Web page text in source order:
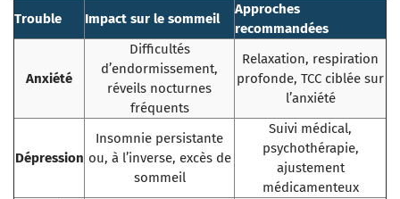
Trouble Impact sur le sommeil
Approches
recommandées
Anxiété
Difficultés
d’endormissement,
réveils nocturnes
fréquents
Relaxation, respiration
profonde, TCC ciblée sur
l’anxiété
Dépression
Insomnie persistante
ou, à l’inverse, excès de
sommeil
Suivi médical,
psychothérapie,
ajustement
médicamenteux